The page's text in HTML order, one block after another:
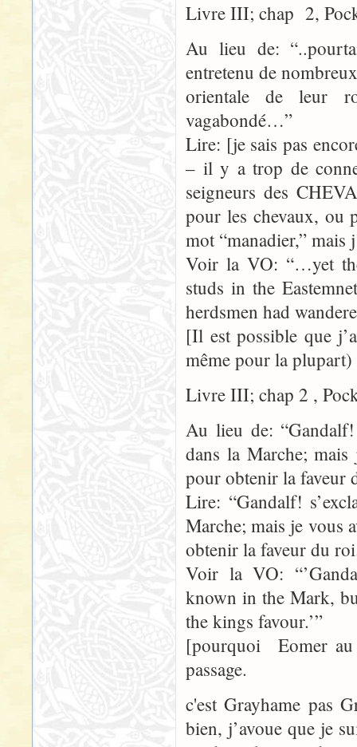
Livre III; chap 2,
Au lieu de:
entretenu de
orientale de leur
vagabondé…”
Lire: [je sais pas
– il y a trop de
seigneurs des
pour les chevaux, ou
mot “manadier,” mais
Voir la VO: “…yet
studs in the
herdsmen had
[Il est possible que
même pour la
Livre III; chap 2 ,
Au lieu de:
dans la Marche; mais
pour obtenir la faveur
Lire: “Gandalf!
Marche; mais je vous
obtenir la faveur du
Voir la VO:
known in the Mark,
the kings favour.’”
[pourquoi Eomer
passage.
c'est Grayhame pas
bien, j’avoue que je